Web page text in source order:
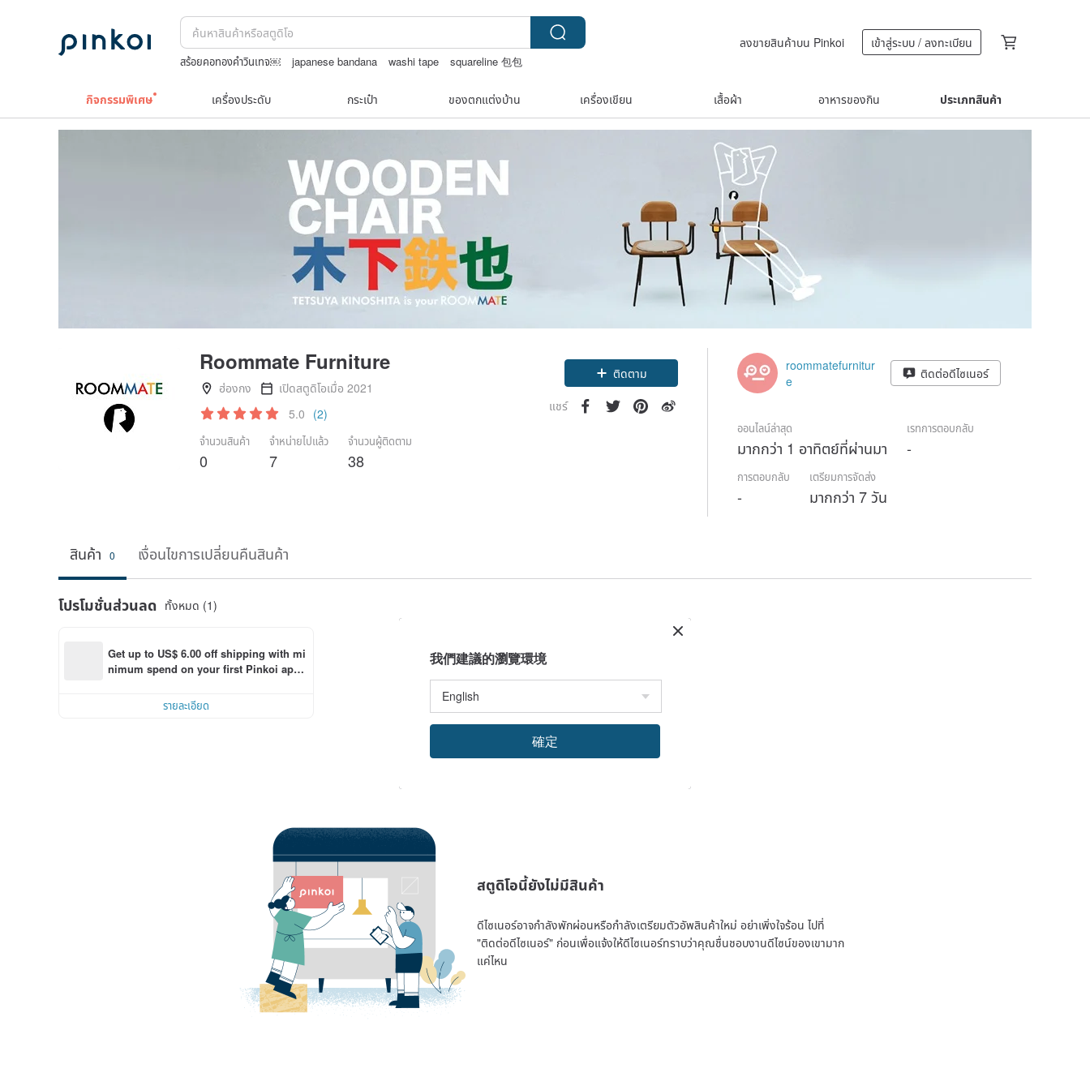
สร้อยคอทองคำวินเทจ￼ japanese bandana washi tape
squareline 包包
ลงขายสินค้าบน Pinkoi เข้าสู่ระบบ / ลงทะเบียน
กิจกรรมพิเศษ เครื่องประดับ กระเป๋า ของตกแต่งบ้าน เครื่องเขียน เสื้อผ้า อาหารของกิน ประเภทสินค้า
Roommate Furniture
ฮ่องกง
เปิดสตูดิโอเมื่อ 2021
5.0 (2)
จำนวนสินค้า
0
จำหน่ายไปแล้ว
7
จำนวนผู้ติดตาม
38
ติดตาม
แชร์
roommatefurnitur
e
ติดต่อดีไซเนอร์
ออนไลน์ล่าสุด
มากกว่า 1 อาทิตย์ที่ผ่านมา
เรทการตอบกลับ
-
การตอบกลับ
-
เตรียมการจัดส่ง
มากกว่า 7 วัน
สินค้า 0 เงื่อนไขการเปลี่ยนคืนสินค้า
โปรโมชั่นส่วนลด ทั้งหมด (1)
Get up to US$ 6.00 off shipping with mi
nimum spend on your first Pinkoi app
รายละเอียด
สตูดิโอนี้ยังไม่มีสินค้า
ดีไซเนอร์อาจกำลังพักผ่อนหรือกำลังเตรียมตัวอัพสินค้าใหม่ อย่าเพิ่งใจร้อน ไปที่
"ติดต่อดีไซเนอร์" ก่อนเพื่อแจ้งให้ดีไซเนอร์ทราบว่าคุณชื่นชอบงานดีไซน์ของเขามาก
แค่ไหน
我們建議的瀏覽環境
確定